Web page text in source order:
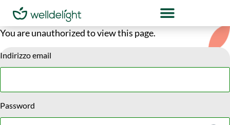
You are unauthorized to view this page.
Indirizzo email
Password